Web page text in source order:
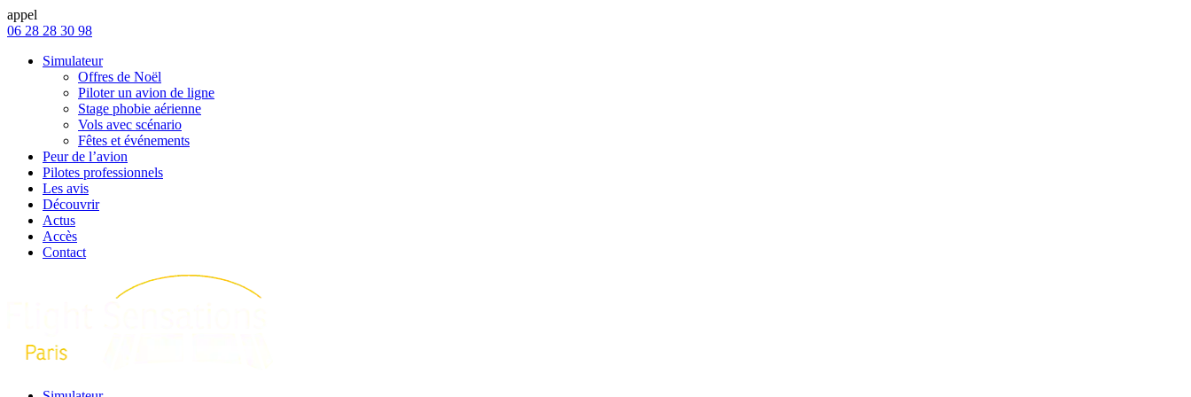
appel
06 28 28 30 98
Simulateur
Offres de Noël
Piloter un avion de ligne
Stage phobie aérienne
Vols avec scénario
Fêtes et événements
Peur de l’avion
Pilotes professionnels
Les avis
Découvrir
Actus
Accès
Contact